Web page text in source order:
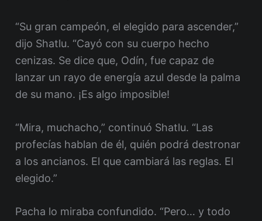
“Su gran campeón, el elegido para ascender,”
dijo Shatlu. “Cayó con su cuerpo hecho
cenizas. Se dice que, Odín, fue capaz de
lanzar un rayo de energía azul desde la palma
de su mano. ¡Es algo imposible!
“Mira, muchacho,” continuó Shatlu. “Las
profecías hablan de él, quién podrá destronar
a los ancianos. El que cambiará las reglas. El
elegido.”
Pacha lo miraba confundido. “Pero… y todo